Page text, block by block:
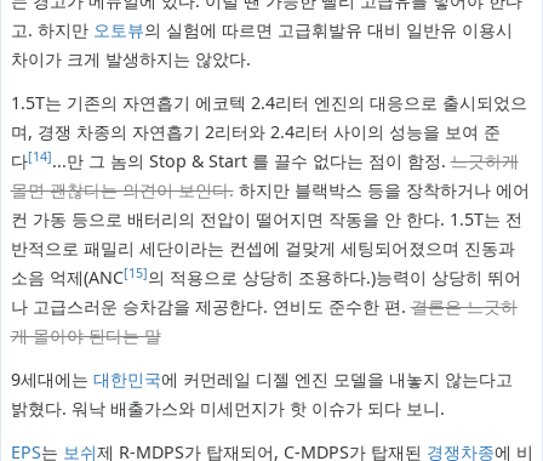
고. 하지만 오토뷰의 실험에 따르면 고급휘발유 대비 일반유 이용시
차이가 크게 발생하지는 않았다.
1.5T는 기존의 자연흡기 에코텍 2.4리터 엔진의 대응으로 출시되었으
며, 경쟁 차종의 자연흡기 2리터와 2.4리터 사이의 성능을 보여 준
다[14]...만 그 놈의 Stop & Start 를 끌수 없다는 점이 함정.느긋하게
몰면 괜찮다는 의견이 보인다.하지만 블랙박스 등을 장착하거나 에어
컨 가동 등으로 배터리의 전압이 떨어지면 작동을 안 한다. 1.5T는 전
반적으로 패밀리 세단이라는 컨셉에 걸맞게 세팅되어졌으며 진동과
소음 억제(ANC[15]의 적용으로 상당히 조용하다.)능력이 상당히 뛰어
나 고급스러운 승차감을 제공한다. 연비도 준수한 편.결론은 느긋하
게 몰아야 된다는 말
9세대에는 대한민국에 커먼레일 디젤 엔진 모델을 내놓지 않는다고
밝혔다. 워낙 배출가스와 미세먼지가 핫 이슈가 되다 보니.
EPS는 보쉬제 R-MDPS가 탑재되어, C-MDPS가 탑재된 경쟁차종에 비